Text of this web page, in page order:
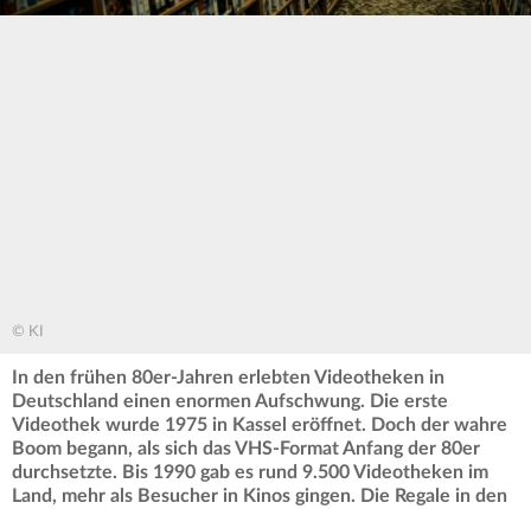
© KI
In den frühen 80er-Jahren erlebten Videotheken in
Deutschland einen enormen Aufschwung. Die erste
Videothek wurde 1975 in Kassel eröffnet. Doch der wahre
Boom begann, als sich das VHS-Format Anfang der 80er
durchsetzte. Bis 1990 gab es rund 9.500 Videotheken im
Land, mehr als Besucher in Kinos gingen. Die Regale in den